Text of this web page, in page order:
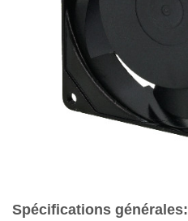
Spécifications générales: